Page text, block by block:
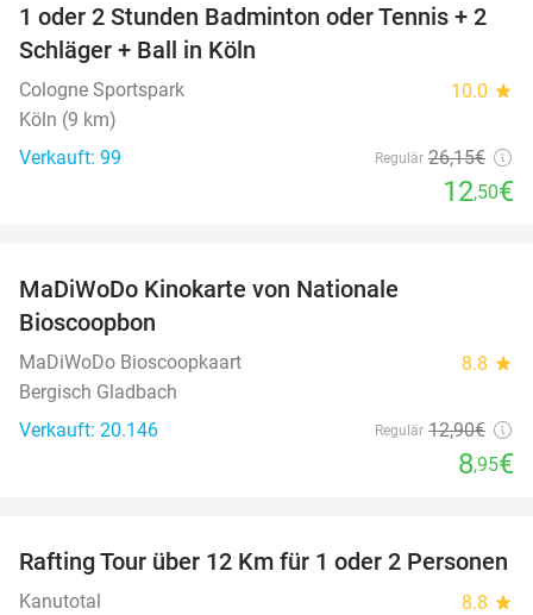
52%
1 oder 2 Stunden Badminton oder Tennis + 2
Schläger + Ball in Köln
Cologne Sportspark 10.0 star
Köln (9 km)
Verkauft: 99
Regulär 26,15€
12,50€
MaDiWoDo Kinokarte von Nationale
Bioscoopbon
MaDiWoDo Bioscoopkaart 8.8 star
Bergisch Gladbach
Verkauft: 20.146
Regulär 12,90€
8,95€
34%
Rafting Tour über 12 Km für 1 oder 2 Personen
Kanutotal 8.8 star